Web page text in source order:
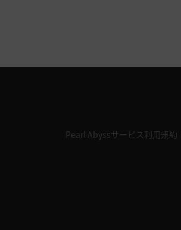
Pearl Abyssサービス利用規約